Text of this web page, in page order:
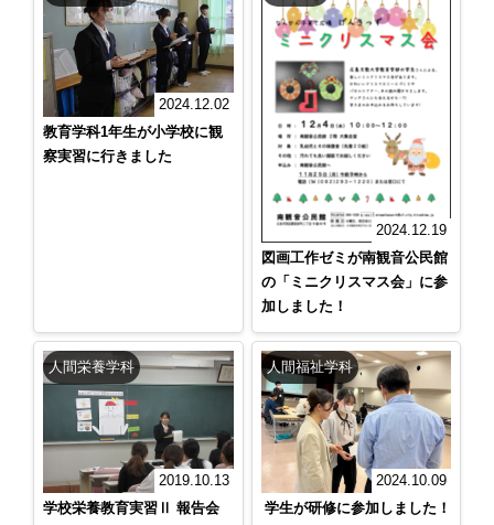
2024.12.02
教育学科1年生が小学校に観
察実習に行きました
2024.12.19
図画工作ゼミが南観音公民館
の「ミニクリスマス会」に参
加しました！
人間栄養学科
2019.10.13
学校栄養教育実習Ⅱ 報告会
人間福祉学科
2024.10.09
学生が研修に参加しました！